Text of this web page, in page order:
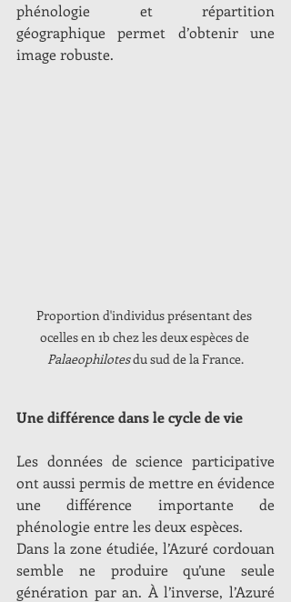
phénologie et répartition
géographique permet d’obtenir une
image robuste.
Proportion d'individus présentant des
ocelles en 1b chez les deux espèces de
Palaeophilotes du sud de la France.
Une différence dans le cycle de vie
Les données de science participative
ont aussi permis de mettre en évidence
une différence importante de
phénologie entre les deux espèces.
Dans la zone étudiée, l’Azuré cordouan
semble ne produire qu’une seule
génération par an. À l’inverse, l’Azuré